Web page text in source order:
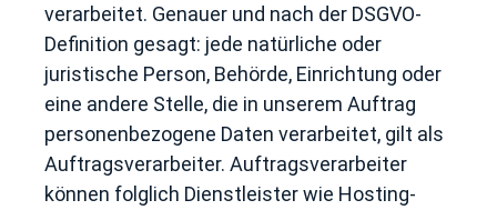
verarbeitet. Genauer und nach der DSGVO-
Definition gesagt: jede natürliche oder
juristische Person, Behörde, Einrichtung oder
eine andere Stelle, die in unserem Auftrag
personenbezogene Daten verarbeitet, gilt als
Auftragsverarbeiter. Auftragsverarbeiter
können folglich Dienstleister wie Hosting-